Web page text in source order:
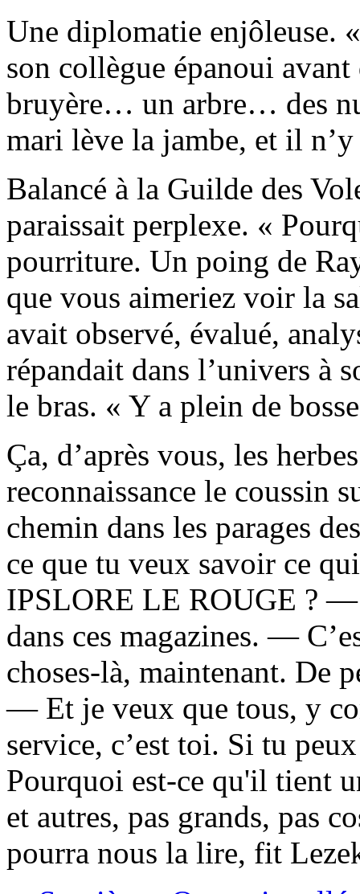
Une diplomatie enjôleuse.
son collègue épanoui
bruyère… un arbre… des
mari lève la jambe, et il
Balancé à la Guilde des
paraissait perplexe. «
pourriture. Un poing de
que vous aimeriez voir la
avait observé, évalué,
répandait dans l’univers à
le bras. « Y a plein de
Ça, d’après vous, les
reconnaissance le coussin
chemin dans les parages
ce que tu veux savoir ce
IPSLORE LE ROUGE ? —
dans ces magazines. —
choses-là, maintenant. De
— Et je veux que tous, y
service, c’est toi. Si tu
Pourquoi est-ce qu'il tient
et autres, pas grands, pas
pourra nous la lire, fit